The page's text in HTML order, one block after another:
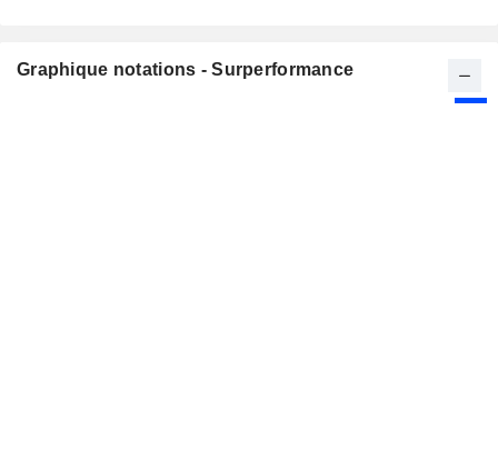
Graphique notations - Surperformance